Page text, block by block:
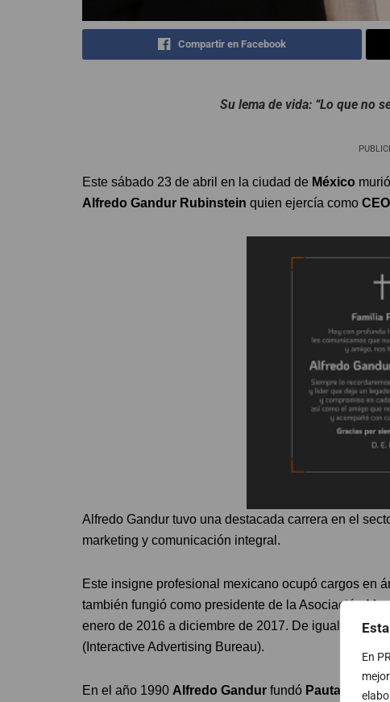
En
Compartir en Facebook
Su lema de vida: “Lo que no
Este sábado 23 de abril en la ciudad de México
Alfredo Gandur Rubinstein quien ejercía como CEO
Alfredo Gandur tuvo una destacada carrera en el
marketing y comunicación integral.
Este insigne profesional mexicano ocupó cargos en
también fungió como presidente de la Asociación
enero de 2016 a diciembre de 2017. De igual modo
(Interactive Advertising Bureau).
En el año 1990 Alfredo Gandur fundó Pauta